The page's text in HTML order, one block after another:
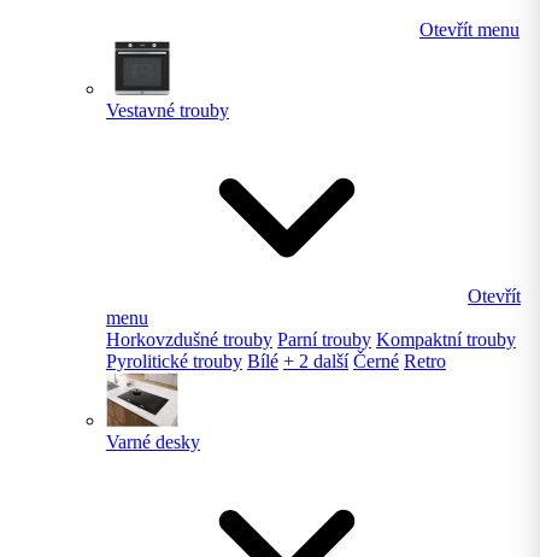
Otevřít menu
Vestavné trouby
Otevřít
menu
Horkovzdušné trouby Parní trouby Kompaktní trouby
Pyrolitické trouby Bílé + 2 další Černé Retro
Varné desky